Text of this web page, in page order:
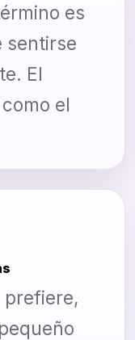
es
sentirse
El
el
prefiere,